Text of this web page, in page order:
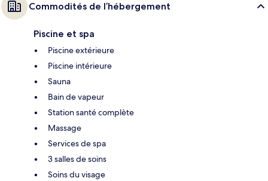
Commodités de l’hébergement
Piscine et spa
Piscine extérieure
Piscine intérieure
Sauna
Bain de vapeur
Station santé complète
Massage
Services de spa
3 salles de soins
Soins du visage